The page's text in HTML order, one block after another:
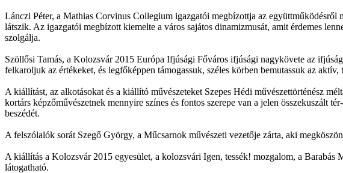
Lánczi Péter, a Mathias Corvinus Collegium igazgatói megbízottja az
látszik. Az igazgatói megbízott kiemelte a város sajátos dinamizmusát, amit érdemes
szolgálja.
Szöllősi Tamás, a Kolozsvár 2015 Európa Ifjúsági Főváros ifjúsági nagykövete az
felkaroljuk az értékeket, és legfőképpen támogassuk, széles körben bemutassuk az
A kiállítást, az alkotásokat és a kiállító művészeteket Szepes Hédi művészettörténész
kortárs képzőművészetnek mennyire színes és fontos szerepe van a jelen összekuszált
beszédét.
A felszólalók sorát Szegő György, a Műcsarnok művészeti vezetője zárta, aki
A kiállítás a Kolozsvár 2015 egyesület, a kolozsvári Igen, tessék! mozgalom, a
látogatható.